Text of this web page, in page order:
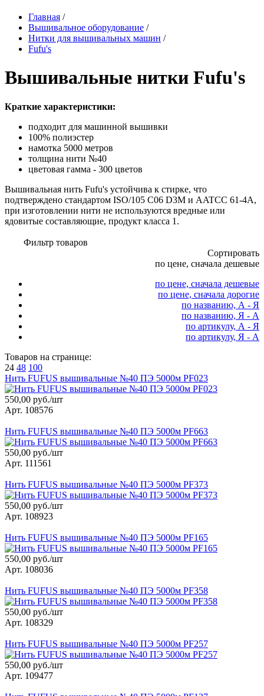
Главная /
Вышивальное оборудование /
Нитки для вышивальных машин /
Fufu's
Вышивальные нитки Fufu's
Краткие характеристики:
подходит для машинной вышивки
100% полиэстер
намотка 5000 метров
толщина нити №40
цветовая гамма - 300 цветов
Вышивальная нить Fufu's устойчива к стирке, что
подтверждено стандартом ISO/105 C06 D3M и AATCC 61-4A,
при изготовлении нити не используются вредные или
ядовитые составляющие, продукт класса 1.
Фильтр товаров
Сортировать
по цене, сначала дешевые
по цене, сначала дешевые
по цене, сначала дорогие
по названию, А - Я
по названию, Я - А
по артикулу, А - Я
по артикулу, Я - А
Товаров на странице:
24 48 100
Нить FUFUS вышивальные №40 ПЭ 5000м PF023
550,00 руб./шт
Арт. 108576
Нить FUFUS вышивальные №40 ПЭ 5000м PF663
550,00 руб./шт
Арт. 111561
Нить FUFUS вышивальные №40 ПЭ 5000м PF373
550,00 руб./шт
Арт. 108923
Нить FUFUS вышивальные №40 ПЭ 5000м PF165
550,00 руб./шт
Арт. 108036
Нить FUFUS вышивальные №40 ПЭ 5000м PF358
550,00 руб./шт
Арт. 108329
Нить FUFUS вышивальные №40 ПЭ 5000м PF257
550,00 руб./шт
Арт. 109477